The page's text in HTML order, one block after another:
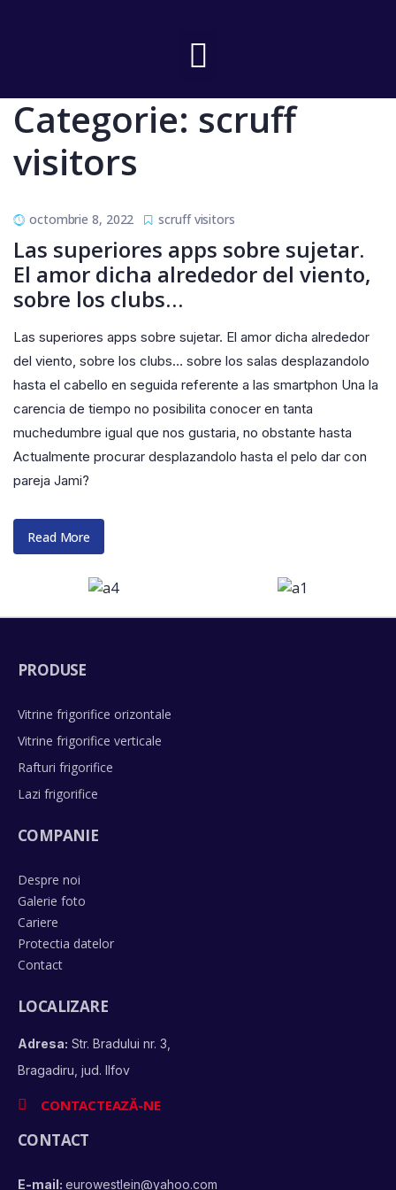
Categorie: scruff
visitors
octombrie 8, 2022 scruff visitors
Las superiores apps sobre sujetar.
El amor dicha alrededor del viento,
sobre los clubs…
Las superiores apps sobre sujetar. El amor dicha alrededor
del viento, sobre los clubs… sobre los salas desplazandolo
hasta el cabello en seguida referente a las smartphon Una la
carencia de tiempo no posibilita conocer en tanta
muchedumbre igual que nos gustaria, no obstante hasta
Actualmente procurar desplazandolo hasta el pelo dar con
pareja Jami?
Read More
PRODUSE
Vitrine frigorifice orizontale
Vitrine frigorifice verticale
Rafturi frigorifice
Lazi frigorifice
COMPANIE
Despre noi
Galerie foto
Cariere
Protectia datelor
Contact
LOCALIZARE
Adresa: Str. Bradului nr. 3,
Bragadiru, jud. Ilfov
CONTACTEAZĂ-NE
CONTACT
E-mail: eurowestlein@yahoo.com